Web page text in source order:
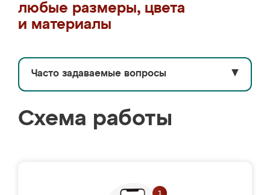
любые размеры, цвета
и материалы
Часто задаваемые вопросы ▼
Схема работы